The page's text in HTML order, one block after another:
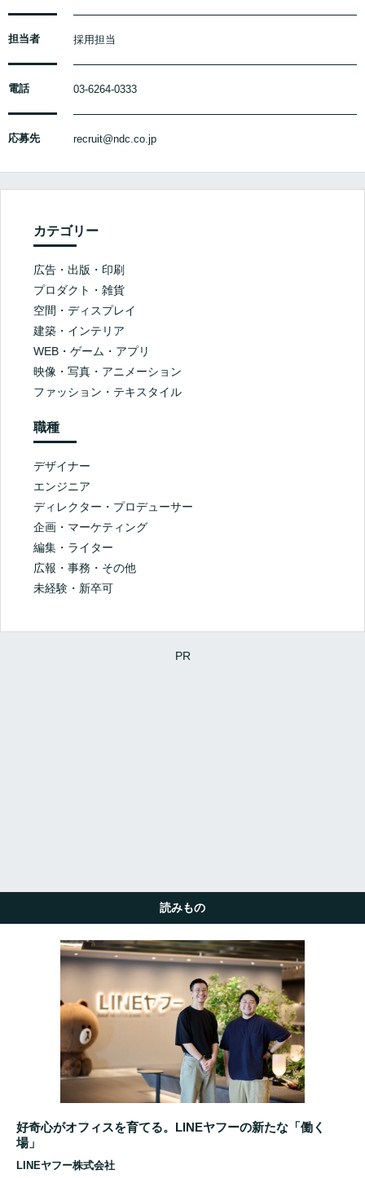
担当者 採用担当
電話 03-6264-0333
応募先 recruit@ndc.co.jp
カテゴリー
広告・出版・印刷
プロダクト・雑貨
空間・ディスプレイ
建築・インテリア
WEB・ゲーム・アプリ
映像・写真・アニメーション
ファッション・テキスタイル
職種
デザイナー
エンジニア
ディレクター・プロデューサー
企画・マーケティング
編集・ライター
広報・事務・その他
未経験・新卒可
PR
読みもの
好奇心がオフィスを育てる。LINEヤフーの新たな「働く
場」
LINEヤフー株式会社